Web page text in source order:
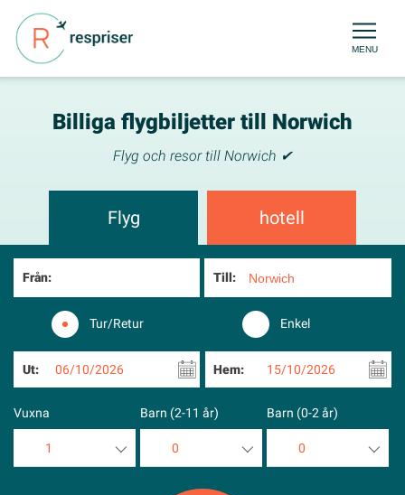
MENU
Billiga flygbiljetter till Norwich
Flyg och resor till Norwich ✔
Flyg hotell
Från: Till:
Tur/Retur Enkel
Ut: 06/10/2026 Hem: 15/10/2026
Vuxna
1
Barn (2-11 år)
0
Barn (0-2 år)
0